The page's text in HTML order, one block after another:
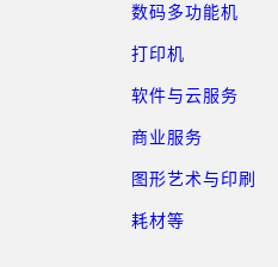
数码多功能机
打印机
软件与云服务
商业服务
图形艺术与印刷
耗材等